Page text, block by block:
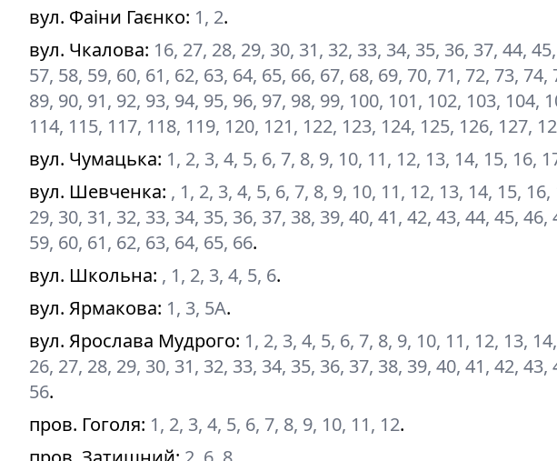
вул. Фаіни Гаєнко: 1, 2.
вул. Чкалова: 16, 27, 28, 29, 30, 31, 32, 33, 34, 35, 36, 37, 44,
57, 58, 59, 60, 61, 62, 63, 64, 65, 66, 67, 68, 69, 70, 71, 72, 73,
89, 90, 91, 92, 93, 94, 95, 96, 97, 98, 99, 100, 101, 102, 103, 104,
114, 115, 117, 118, 119, 120, 121, 122, 123, 124, 125, 126, 127,
вул. Чумацька: 1, 2, 3, 4, 5, 6, 7, 8, 9, 10, 11, 12, 13, 14, 15, 16,
вул. Шевченка: , 1, 2, 3, 4, 5, 6, 7, 8, 9, 10, 11, 12, 13, 14, 15,
29, 30, 31, 32, 33, 34, 35, 36, 37, 38, 39, 40, 41, 42, 43, 44, 45,
59, 60, 61, 62, 63, 64, 65, 66.
вул. Школьна: , 1, 2, 3, 4, 5, 6.
вул. Ярмакова: 1, 3, 5А.
вул. Ярослава Мудрого: 1, 2, 3, 4, 5, 6, 7, 8, 9, 10, 11, 12, 13,
26, 27, 28, 29, 30, 31, 32, 33, 34, 35, 36, 37, 38, 39, 40, 41, 42,
56.
пров. Гоголя: 1, 2, 3, 4, 5, 6, 7, 8, 9, 10, 11, 12.